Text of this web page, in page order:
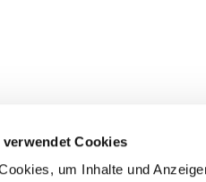
verwendet Cookies
um Inhalte und